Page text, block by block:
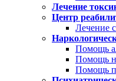
Лечение
Центр
Лечение
Помощь
Помощь
Помощь